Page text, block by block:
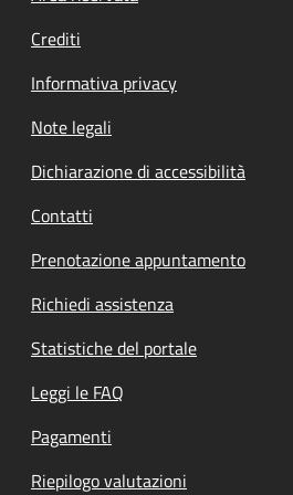
Crediti
Informativa privacy
Note legali
Dichiarazione di accessibilità
Contatti
Prenotazione appuntamento
Richiedi assistenza
Statistiche del portale
Leggi le FAQ
Pagamenti
Riepilogo valutazioni